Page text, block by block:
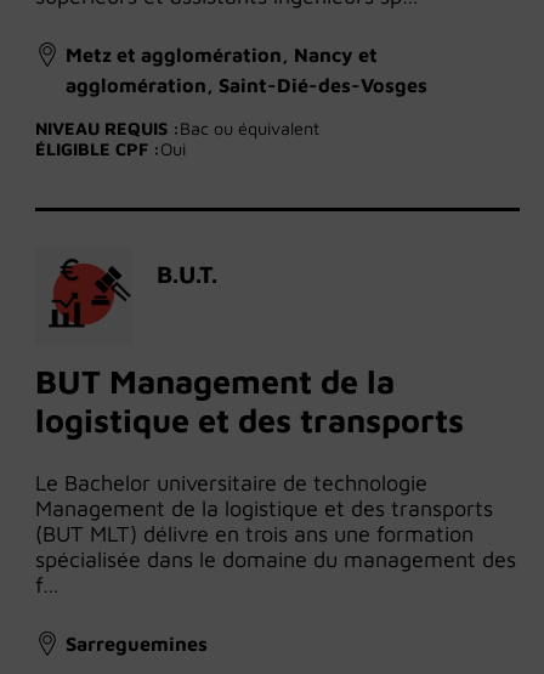
Metz et agglomération, Nancy et
agglomération, Saint-Dié-des-Vosges
NIVEAU REQUIS :Bac ou équivalent
ÉLIGIBLE CPF :Oui
B.U.T.
BUT Management de la
logistique et des transports
Le Bachelor universitaire de technologie
Management de la logistique et des transports
(BUT MLT) délivre en trois ans une formation
spécialisée dans le domaine du management des
f…
Sarreguemines